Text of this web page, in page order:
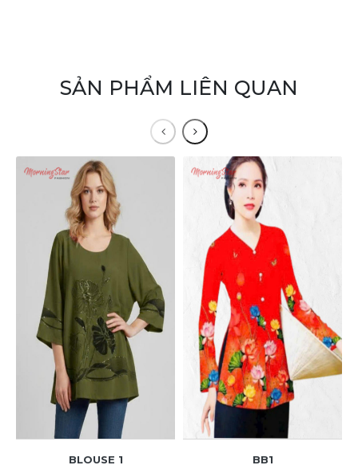
SẢN PHẨM LIÊN QUAN
BLOUSE 1 BB1